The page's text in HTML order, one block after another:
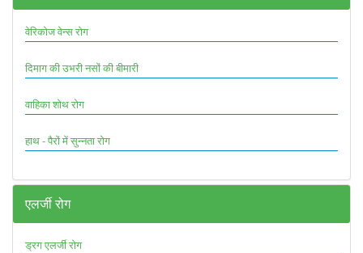
वेरिकोज वेन्स रोग
दिमाग की उभरी नसों की बीमारी
वाहिका शोथ रोग
हाथ - पैरों में सुन्नता रोग
एलर्जी रोग
ड्रग एलर्जी रोग